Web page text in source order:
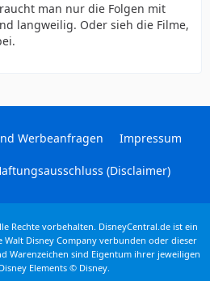
man nur die Folgen mit
langweilig. Oder sieh die Filme,
Werbeanfragen Impressum
(Disclaimer)
Rechte vorbehalten. DisneyCentral.de ist ein
Disney Company verbunden oder dieser
Warenzeichen sind Eigentum ihrer jeweiligen
Elements © Disney.